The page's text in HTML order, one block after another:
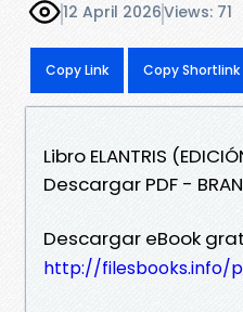
12 April 2026Views: 71
Copy Link Copy Shortlink
Libro ELANTRIS
Descargar PDF -
Descargar eBook
http://filesbooks.info/